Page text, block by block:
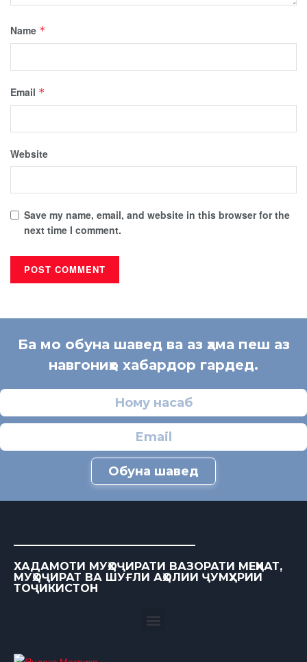
Name *
Email *
Website
Save my name, email, and website in this browser for the
next time I comment.
Ба мо обуна шавед ва аз ҳама пеш аз
навгониҳо хабардор гардед.
Обуна шавед
ХАДАМОТИ МУҲОҶИРАТИ ВАЗОРАТИ МЕҲНАТ,
МУҲОҶИРАТ ВА ШУҒЛИ АҲОЛИИ ҶУМҲУРИИ
ТОҶИКИСТОН